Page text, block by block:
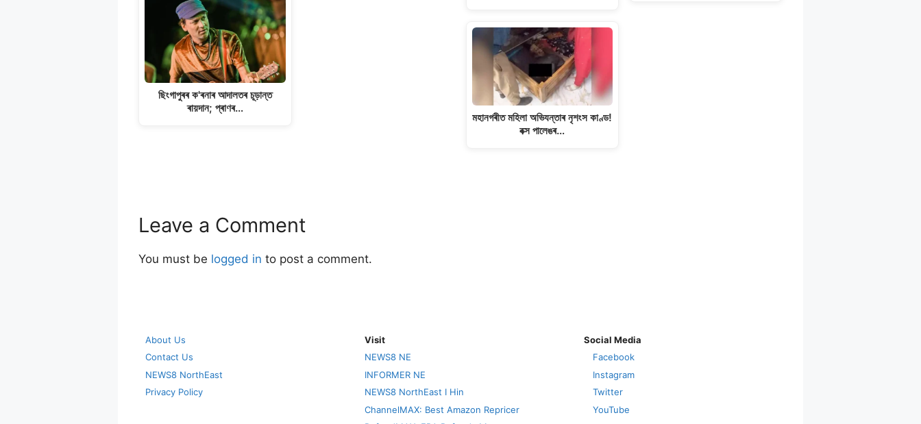
ছিংগাপুৰৰ ক'ৰনাৰ আদালতৰ চূড়ান্ত
ৰায়দান; প্ৰাণৰ…
মহানগৰীত মহিলা অভিযন্তাৰ নৃশংস কাণ্ড!
বক্স পালেঙৰ…
Leave a Comment
You must be logged in to post a comment.
About Us
Contact Us
NEWS8 NorthEast
Privacy Policy
Visit
NEWS8 NE
INFORMER NE
NEWS8 NorthEast I Hin
ChannelMAX: Best Amazon Repricer
Social Media
Facebook
Instagram
Twitter
YouTube